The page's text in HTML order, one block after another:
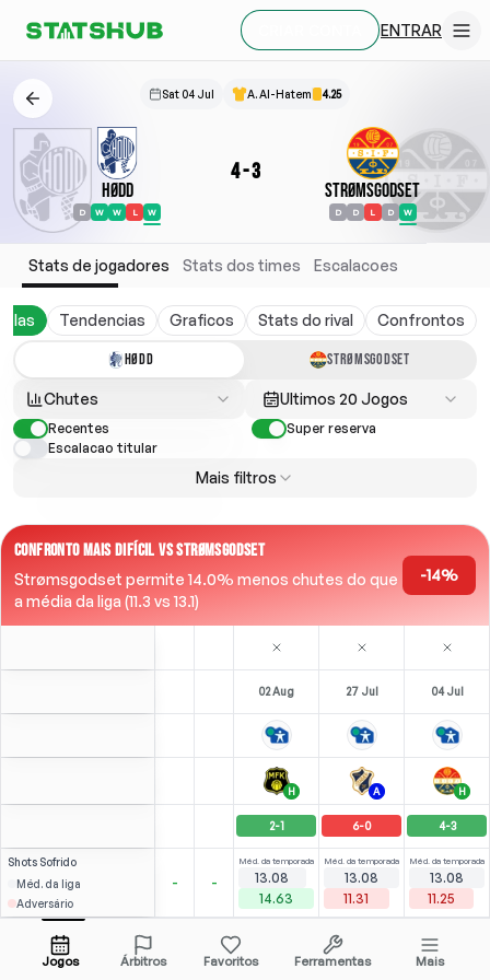
ENTRAR
Sat 04 Jul A. Al-Hatem 4.25
Hødd
D W W L W
4-3
Strømsgodset
D D L D W
Stats de jogadores Stats dos times Escalacoes
Tendencias Graficos Stats do rival Confrontos
HØDD STRØMSGODSET
Chutes Ultimos 20 Jogos
Recentes
Super reserva
Escalacao titular
Mais filtros
CONFRONTO MAIS DIFÍCIL VS STRØMSGODSET
Strømsgodset permite 14.0% menos chutes do que
a média da liga (11.3 vs 13.1)
-14%
02 Aug 27 Jul 04 Jul
H A H
2-1 6-0 4-3
Shots Sofrido
Méd. da liga
Adversário
- -
Méd. da temporada
13.08
14.63
Méd. da temporada
13.08
11.31
Méd. da temporada
13.08
11.25
M. Haheim-ElveseterAbrir menu 3.00
64' RW ' Bench
Jogos Árbitros Favoritos Ferramentas Mais